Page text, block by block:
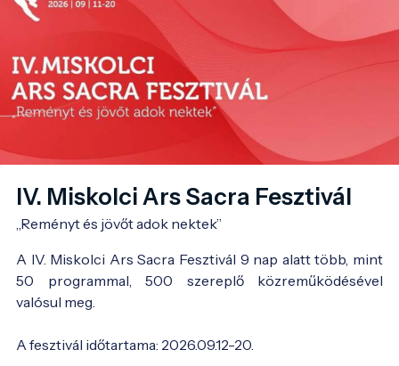
IV. Miskolci Ars Sacra Fesztivál
„Reményt és jövőt adok nektek”
A IV. Miskolci Ars Sacra Fesztivál 9 nap alatt több, mint
50 programmal, 500 szereplő közreműködésével
valósul meg.
A fesztivál időtartama: 2026.09.12-20.